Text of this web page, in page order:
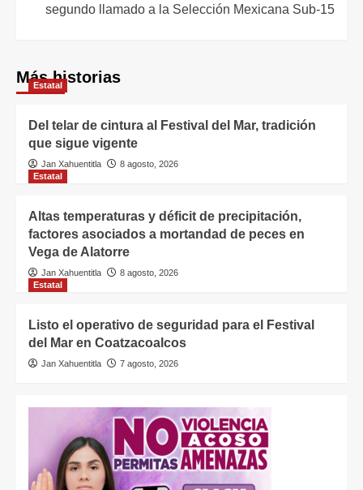
segundo llamado a la Selección Mexicana Sub-15
Más historias
Estatal
Del telar de cintura al Festival del Mar, tradición
que sigue vigente
Jan Xahuentitla
8 agosto, 2026
Estatal
Altas temperaturas y déficit de precipitación,
factores asociados a mortandad de peces en
Vega de Alatorre
Jan Xahuentitla
8 agosto, 2026
Estatal
Listo el operativo de seguridad para el Festival
del Mar en Coatzacoalcos
Jan Xahuentitla 7 agosto, 2026